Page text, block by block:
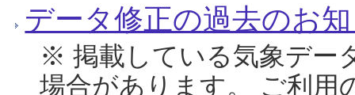
データ修正の過去のお
※ 掲載している気象デー
場合があります。 ご利用